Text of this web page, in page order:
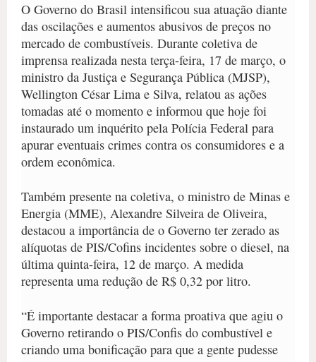
O Governo do Brasil intensificou sua atuação diante
das oscilações e aumentos abusivos de preços no
mercado de combustíveis. Durante coletiva de
imprensa realizada nesta terça-feira, 17 de março, o
ministro da Justiça e Segurança Pública (MJSP),
Wellington César Lima e Silva, relatou as ações
tomadas até o momento e informou que hoje foi
instaurado um inquérito pela Polícia Federal para
apurar eventuais crimes contra os consumidores e a
ordem econômica.
Também presente na coletiva, o ministro de Minas e
Energia (MME), Alexandre Silveira de Oliveira,
destacou a importância de o Governo ter zerado as
alíquotas de PIS/Cofins incidentes sobre o diesel, na
última quinta-feira, 12 de março. A medida
representa uma redução de R$ 0,32 por litro.
“É importante destacar a forma proativa que agiu o
Governo retirando o PIS/Confis do combustível e
criando uma bonificação para que a gente pudesse